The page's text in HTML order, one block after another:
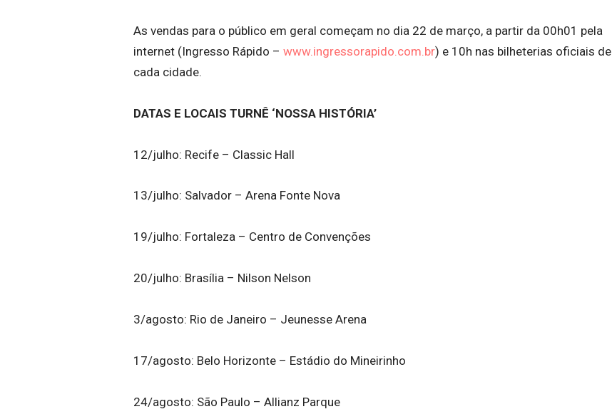
As vendas para o público em geral começam no dia 22 de março, a partir da 00h01 pela
internet (Ingresso Rápido – www.ingressorapido.com.br) e 10h nas bilheterias oficiais de
cada cidade.
DATAS E LOCAIS TURNÊ ‘NOSSA HISTÓRIA’
12/julho: Recife – Classic Hall
13/julho: Salvador – Arena Fonte Nova
19/julho: Fortaleza – Centro de Convenções
20/julho: Brasília – Nilson Nelson
3/agosto: Rio de Janeiro – Jeunesse Arena
17/agosto: Belo Horizonte – Estádio do Mineirinho
24/agosto: São Paulo – Allianz Parque